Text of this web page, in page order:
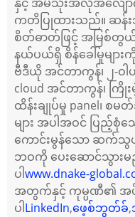
ကတိပြုထားသည်။ ဆန်
စိတ်ဓာတ်ဖြင့် အမြစ်တွယ်
နယ်ပယ်ရှိ စိန်ခေါ်မှုများ
ဗီဒီယို အင်တာကွန်၊ ၂-ဝ
cloud အင်တာကွန်၊ ကြိုး
ထိန်းချုပ်မှု panel၊ စမ
များ အပါအဝင် ပြည့်စုံ
ကောင်းမွန်သော ဆက်
ဘဝကို ပေးဆောင်သွား
ပါ www.dnake-
အတွက်နှင့် ကုမ္ပဏီ၏ အပ်
ပါ LinkedIn,ဖေ့စ်ဘွတ်ခ်,